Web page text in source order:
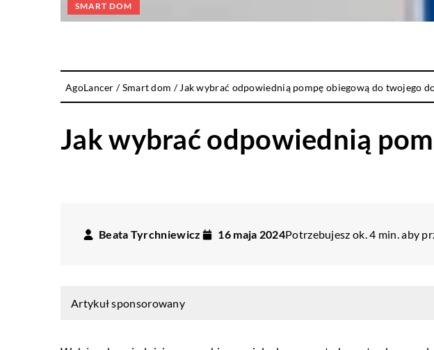
SMART DOM
AgoLancer /Smart dom / Jak wybrać odpowiednią pompę obiegową do twojego
Jak wybrać odpowiednią
Beata Tyrchniewicz 16 maja 2024Potrzebujesz ok. 4 min. aby
Artykuł sponsorowany